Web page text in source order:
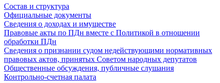
Состав и структура
Официальные документы
Сведения о доходах и имуществе
Правовые акты по ПДн вместе с Политикой в отношении
обработки ПДн
Сведения о признании судом недействующими нормативных
правовых актов, принятых Советом народных депутатов
Общественные обсуждения, публичные слушания
Контрольно-счетная палата